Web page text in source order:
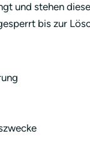
und stehen
bis zur